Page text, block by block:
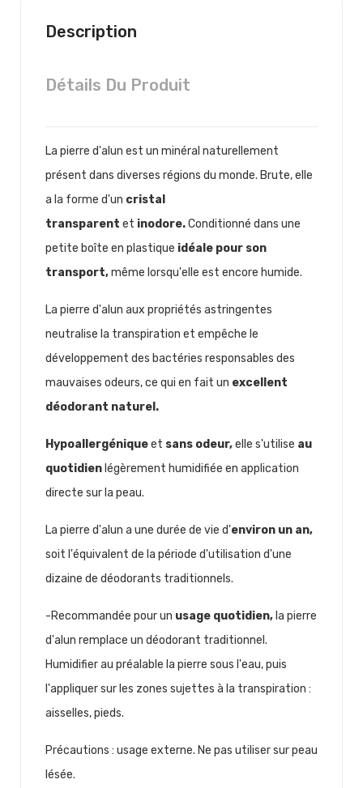
Description
Détails Du Produit
La pierre d'alun est un minéral naturellement
présent dans diverses régions du monde. Brute, elle
a la forme d'un cristal
transparent et inodore.Conditionné dans une
petite boîte en plastique idéale pour son
transport,même lorsqu'elle est encore humide.
La pierre d'alun aux propriétés astringentes
neutralise la transpiration et empêche le
développement des bactéries responsables des
mauvaises odeurs, ce qui en fait un excellent
déodorant naturel.
Hypoallergéniqueet sans odeur,elle s'utilise au
quotidien légèrement humidifiée en application
directe sur la peau.
La pierre d'alun a une durée de vie d'environ un an,
soit l'équivalent de la période d'utilisation d'une
dizaine de déodorants traditionnels.
-Recommandée pour un usage quotidien, la pierre
d'alun remplace un déodorant traditionnel.
Humidifier au préalable la pierre sous l'eau, puis
l'appliquer sur les zones sujettes à la transpiration :
aisselles, pieds.
Précautions : usage externe. Ne pas utiliser sur peau
lésée.